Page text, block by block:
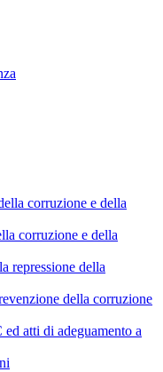
corruzione e della
corruzione e della
repressione della
della corruzione
atti di adeguamento a